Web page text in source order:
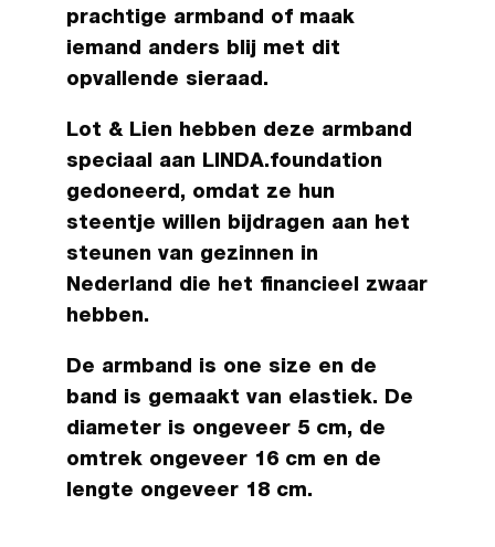
prachtige armband of maak
iemand anders blij met dit
opvallende sieraad.
Lot & Lien hebben deze armband
speciaal aan LINDA.foundation
gedoneerd, omdat ze hun
steentje willen bijdragen aan het
steunen van gezinnen in
Nederland die het financieel zwaar
hebben.
De armband is one size en de
band is gemaakt van elastiek. De
diameter is ongeveer 5 cm, de
omtrek ongeveer 16 cm en de
lengte ongeveer 18 cm.